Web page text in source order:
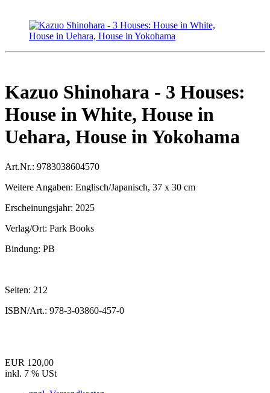
Kazuo Shinohara - 3 Houses:
House in White, House in
Uehara, House in Yokohama
Art.Nr.: 9783038604570
Weitere Angaben: Englisch/Japanisch, 37 x 30 cm
Erscheinungsjahr: 2025
Verlag/Ort: Park Books
Bindung: PB
Seiten: 212
ISBN/Art.: 978-3-03860-457-0
EUR 120,00
inkl. 7 % USt